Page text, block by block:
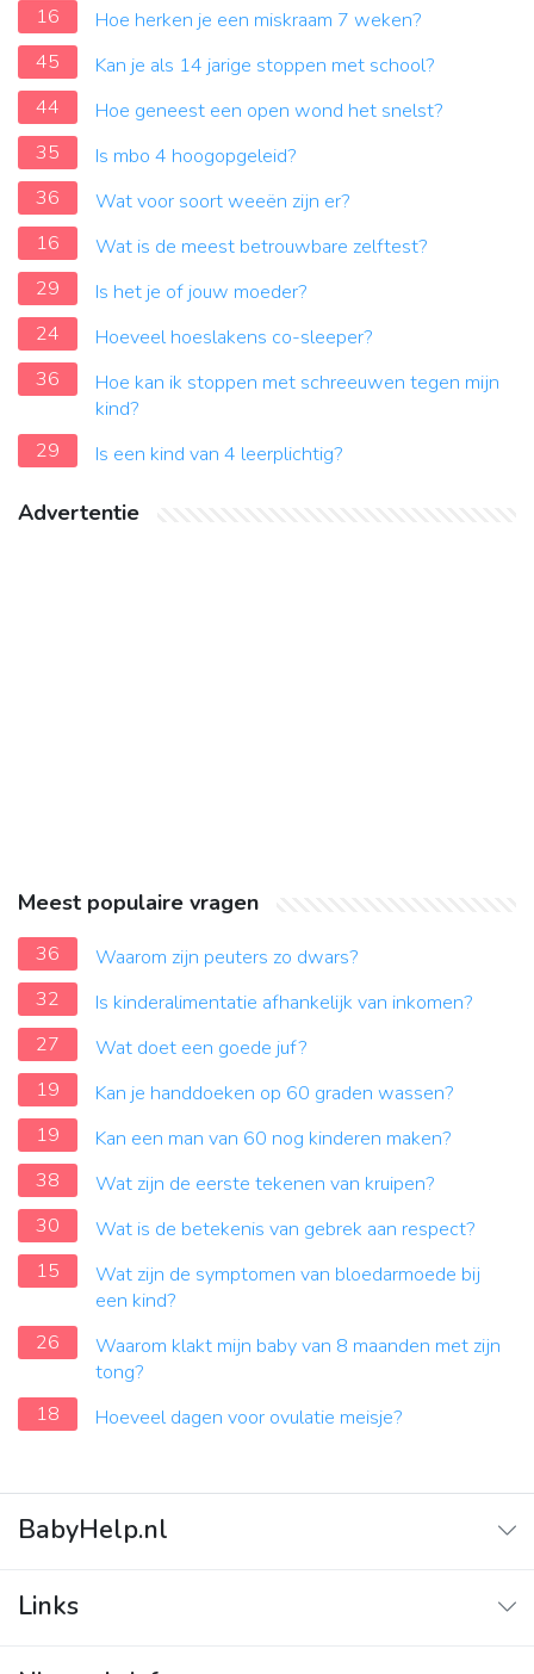
16
Hoe herken je een miskraam 7 weken?
45
Kan je als 14 jarige stoppen met school?
44
Hoe geneest een open wond het snelst?
35
Is mbo 4 hoogopgeleid?
36
Wat voor soort weeën zijn er?
16
Wat is de meest betrouwbare zelftest?
29
Is het je of jouw moeder?
24
Hoeveel hoeslakens co-sleeper?
36
Hoe kan ik stoppen met schreeuwen tegen mijn
kind?
29
Is een kind van 4 leerplichtig?
Advertentie
Meest populaire vragen
36
Waarom zijn peuters zo dwars?
32
Is kinderalimentatie afhankelijk van inkomen?
27
Wat doet een goede juf?
19
Kan je handdoeken op 60 graden wassen?
19
Kan een man van 60 nog kinderen maken?
38
Wat zijn de eerste tekenen van kruipen?
30
Wat is de betekenis van gebrek aan respect?
15
Wat zijn de symptomen van bloedarmoede bij
een kind?
26
Waarom klakt mijn baby van 8 maanden met zijn
tong?
18
Hoeveel dagen voor ovulatie meisje?
BabyHelp.nl
Vraag & Antwoord
Links